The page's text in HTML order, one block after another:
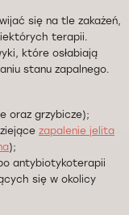
się na tle zakażeń,
terapii.
które osłabiają
stanu zapalnego.
oraz grzybicze);
zapalenie jelita
);
antybiotykoterapii
się w okolicy